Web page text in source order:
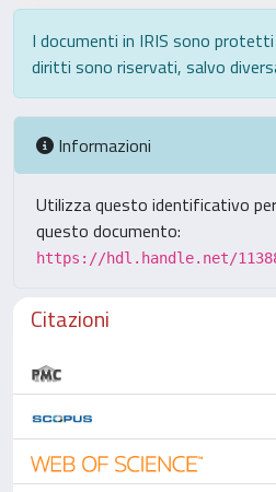
I documenti in IRIS sono
diritti sono riservati, salvo
Informazioni
Utilizza questo identificativo
questo documento:
https://hdl.handle.net/
Citazioni